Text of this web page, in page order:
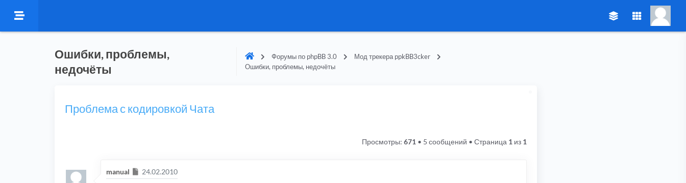
Ошибки, проблемы,
недочёты
Форумы по phpBB 3.0
Мод трекера ppkBB3cker
Ошибки, проблемы, недочёты
Проблема с кодировкой Чата
5 сообщений • Страница 1 из 1
Просмотры: 671 •
manual Сообщение
24.02.2010